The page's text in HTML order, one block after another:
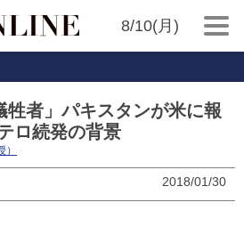
8/10(月)
牲者」パキスタンが米に報
ロ続発の背景
2018/01/30